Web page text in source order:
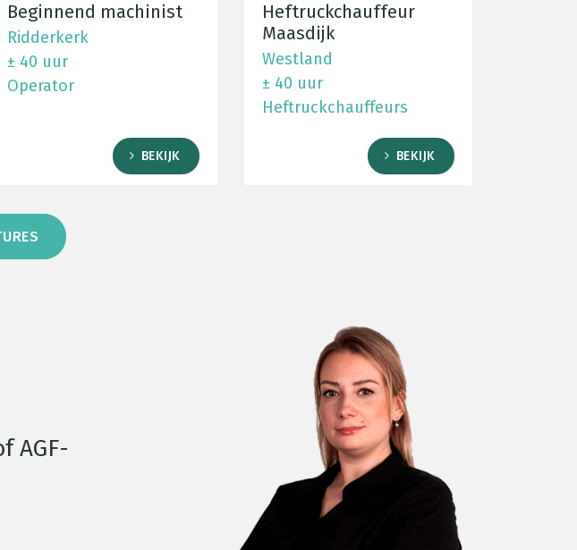
Beginnend machinist
Ridderkerk
± 40 uur
Operator
BEKIJK
Heftruckchauffeur
Maasdijk
Westland
± 40 uur
Heftruckchauffeurs
BEKIJK
AGF-